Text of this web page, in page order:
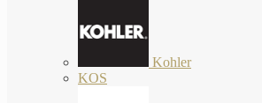
Kohler
KOS